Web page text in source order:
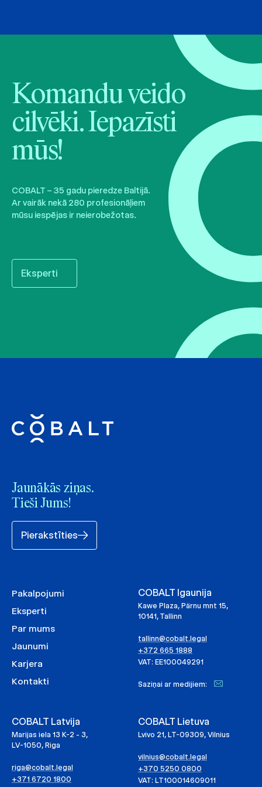
Komandu veido
cilvēki. Iepazīsti
mūs!
COBALT – 35 gadu pieredze Baltijā.
Ar vairāk nekā 280 profesionāļiem
mūsu iespējas ir neierobežotas.
Eksperti
Jaunākās ziņas.
Tieši Jums!
Pierakstīties
Pakalpojumi
Eksperti
Par mums
Jaunumi
Karjera
Kontakti
COBALT Igaunija
Kawe Plaza, Pärnu mnt 15,
10141, Tallinn
tallinn@cobalt.legal
+372 665 1888
VAT: EE100049291
Saziņai ar medijiem:
COBALT Latvija
Marijas iela 13 K-2 - 3,
LV-1050, Riga
riga@cobalt.legal
+371 6720 1800
COBALT Lietuva
Lvivo 21, LT-09309, Vilnius
vilnius@cobalt.legal
+370 5250 0800
VAT: LT100014609011